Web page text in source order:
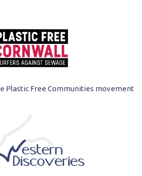
Plastic Free Communities movement